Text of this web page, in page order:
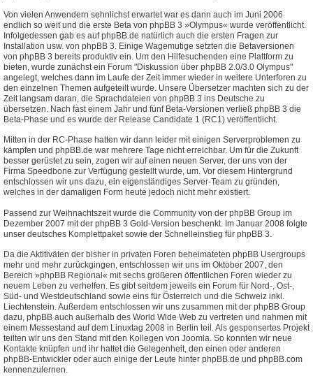
Von vielen Anwendern sehnlichst erwartet war es dann auch im Juni 2006
endlich so weit und die erste Beta von phpBB 3 »Olympus« wurde veröffentlicht.
Infolgedessen gab es auf phpBB.de natürlich auch die ersten Fragen zur
Installation usw. von phpBB 3. Einige Wagemutige setzten die Betaversionen
von phpBB 3 bereits produktiv ein. Um den Hilfesuchenden eine Plattform zu
bieten, wurde zunächst ein Forum "Diskussion über phpBB 2.0/3.0 Olympus"
angelegt, welches dann im Laufe der Zeit immer wieder in weitere Unterforen zu
den einzelnen Themen aufgeteilt wurde. Unsere Übersetzer machten sich zu der
Zeit langsam daran, die Sprachdateien von phpBB 3 ins Deutsche zu
übersetzen. Nach fast einem Jahr und fünf Beta-Versionen verließ phpBB 3 die
Beta-Phase und es wurde der Release Candidate 1 (RC1) veröffentlicht.
Mitten in der RC-Phase hatten wir dann leider mit einigen Serverproblemen zu
kämpfen und phpBB.de war mehrere Tage nicht erreichbar. Um für die Zukunft
besser gerüstet zu sein, zogen wir auf einen neuen Server, der uns von der
Firma Speedbone zur Verfügung gestellt wurde, um. Vor diesem Hintergrund
entschlossen wir uns dazu, ein eigenständiges Server-Team zu gründen,
welches in der damaligen Form heute jedoch nicht mehr existiert.
Passend zur Weihnachtszeit wurde die Community von der phpBB Group im
Dezember 2007 mit der phpBB 3 Gold-Version beschenkt. Im Januar 2008 folgte
unser deutsches Komplettpaket sowie der Schnelleinstieg für phpBB 3.
Da die Aktitiväten der bisher in privaten Foren beheimateten phpBB Usergroups
mehr und mehr zurückgingen, entschlossen wir uns im Oktober 2007, den
Bereich »phpBB Regional« mit sechs größeren öffentlichen Foren wieder zu
neuem Leben zu verhelfen. Es gibt seitdem jeweils ein Forum für Nord-, Ost-,
Süd- und Westdeutschland sowie eins für Österreich und die Schweiz inkl.
Liechtenstein. Außerdem entschlossen wir uns zusammen mit der phpBB Group
dazu, phpBB auch außerhalb des World Wide Web zu vertreten und nahmen mit
einem Messestand auf dem Linuxtag 2008 in Berlin teil. Als gesponsertes Projekt
teilten wir uns den Stand mit den Kollegen von Joomla. So konnten wir neue
Kontakte knüpfen und ihr hattet die Gelegenheit, den einen oder anderen
phpBB-Entwickler oder auch einige der Leute hinter phpBB.de und phpBB.com
kennenzulernen.